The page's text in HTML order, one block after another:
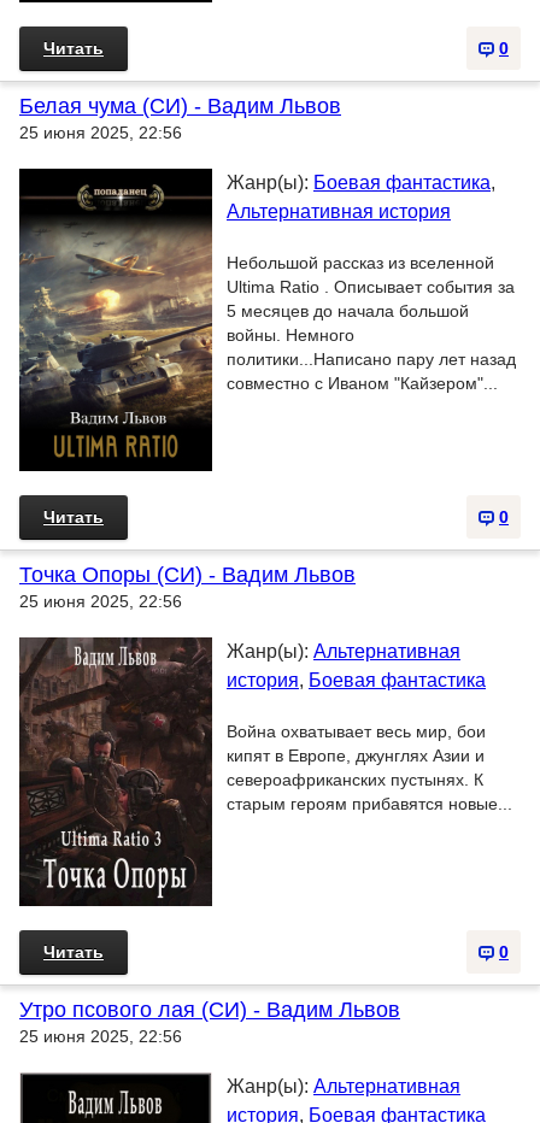
0
Читать
Белая чума (СИ) - Вадим Львов
25 июня 2025, 22:56
Жанр(ы): Боевая фантастика,
Альтернативная история
Небольшой рассказ из вселенной
Ultima Ratio . Описывает события за
5 месяцев до начала большой
войны. Немного
политики...Написано пару лет назад
совместно с Иваном "Кайзером"...
0
Читать
Точка Опоры (СИ) - Вадим Львов
25 июня 2025, 22:56
Жанр(ы): Альтернативная
история, Боевая фантастика
Война охватывает весь мир, бои
кипят в Европе, джунглях Азии и
североафриканских пустынях. К
старым героям прибавятся новые...
0
Читать
Утро псового лая (СИ) - Вадим Львов
25 июня 2025, 22:56
Жанр(ы): Альтернативная
история, Боевая фантастика